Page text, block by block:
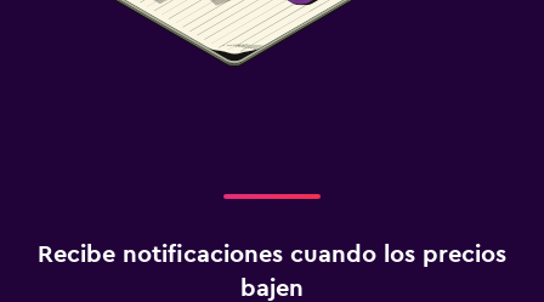
Cámaras CCTV en el exterior
Recibe notificaciones cuando los precios
bajen